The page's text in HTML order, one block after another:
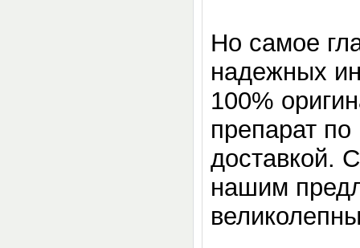
Но самое
надежных
100%
препарат
доставкой.
нашим